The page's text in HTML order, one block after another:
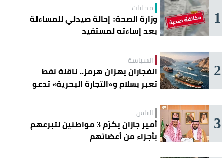
1 محليات
وزارة الصحة: إحالة صيدلي للمساءلة
بعد إساءته لمستفيد
2 السياسة
انفجاران يهزان هرمز.. ناقلة نفط
تعبر بسلام و«التجارة البحرية» تدعو
3 الناس
أمير جازان يكرّم 3 مواطنين لتبرعهم
بأجزاء من أعضائهم